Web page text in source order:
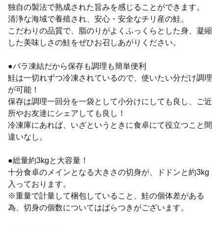
独自の製法で熟成された旨みを感じることができます。
清浄な海域で養殖され、安心・安全なチリ産の鮭。
こだわりの品質で、脂のりがよくふっくらとした身、凝縮
した美味しさの鮭をぜひお召しあがりください。
●バラ凍結だから保存も調理も簡単便利
鮭は一切れずつ冷凍されているので、使いたい分だけ調理
が可能！
保存は調理一回分を一袋として小分けにしても良し、ご近
所やお友達にシェアしても良し！
冷凍庫にあれば、いざというときに食卓にて役立つこと間
違いなし。
●総量約3kgと大容量！
十分食卓のメインとなる大きさの切身が、ドドンと約3kg
入っております。
※重量で計量して梱包していること、鮭の個体差がある
為、切身の個数についてはばらつきがございます。